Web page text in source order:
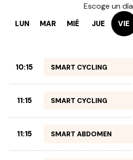
Escoge un día
LUN MAR MIÉ JUE VIE
10:15 SMART CYCLING
11:15 SMART CYCLING
11:15 SMART ABDOMEN